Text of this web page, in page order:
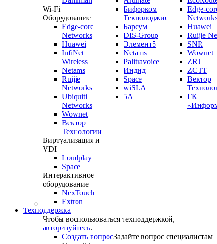
Wi-Fi
Оборудование
Edge-core
Networks
Huawei
InfiNet
Wireless
Netams
Ruijie
Networks
Ubiquiti
Networks
Wownet
Вектор
Технологии
Виртуализация и
VDI
Loudplay
Space
Интерактивное
оборудование
NexTouch
Extron
Бифорком
Текнолоджис
Барсум
DIS-Group
Элемент5
Netams
Palitravoice
Индид
Space
wiSLA
5A
Edge-
Networks
Huawei
Ruijie
SNR
Wownet
ZRJ
ZCTT
Вектор
ГК
Техподдержка
Чтобы воспользоваться техподдержкой,
авторизуйтесь.
Создать вопросЗадайте вопрос специалистам